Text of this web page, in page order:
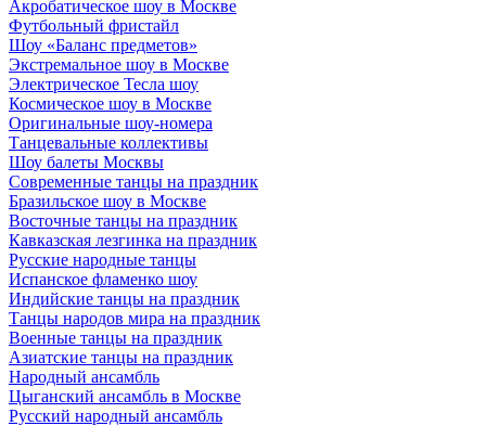
Акробатическое шоу в Москве
Футбольный фристайл
Шоу «Баланс предметов»
Экстремальное шоу в Москве
Электрическое Тесла шоу
Космическое шоу в Москве
Оригинальные шоу-номера
Танцевальные коллективы
Шоу балеты Москвы
Современные танцы на праздник
Бразильское шоу в Москве
Восточные танцы на праздник
Кавказская лезгинка на праздник
Русские народные танцы
Испанское фламенко шоу
Индийские танцы на праздник
Танцы народов мира на праздник
Военные танцы на праздник
Азиатские танцы на праздник
Народный ансамбль
Цыганский ансамбль в Москве
Русский народный ансамбль